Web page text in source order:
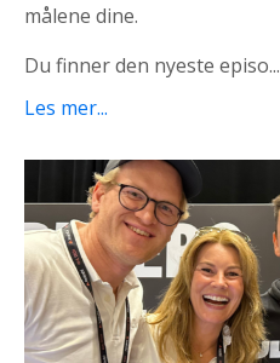
målene dine.
Du finner den nyeste episo...
Les mer...